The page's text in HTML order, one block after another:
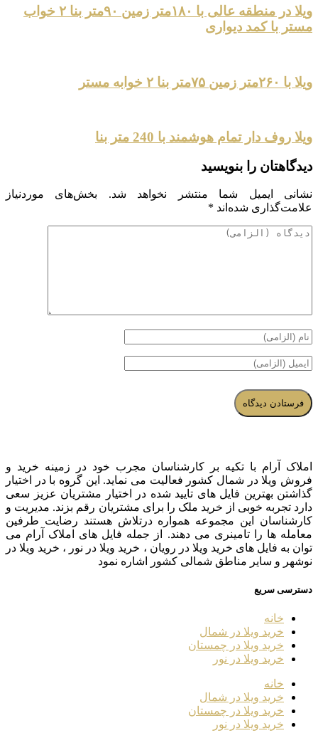
ویلا در منطقه عالی با ۱۸۰متر زمین ۹۰متر بنا ۲ خواب
مستر با کمد دیواری
ویلا با ۲۶۰متر زمین ۷۵متر بنا ۲ خوابه مستر
ویلا روف دار تمام هوشمند با 240 متر بنا
دیدگاهتان را بنویسید
نشانی ایمیل شما منتشر نخواهد شد.
بخش‌های موردنیاز
علامت‌گذاری شده‌اند *
املاک آرام با تکیه بر کارشناسان مجرب خود در زمینه خرید و
فروش ویلا در شمال کشور فعالیت می نماید. این گروه با در اختیار
گذاشتن بهترین فایل های تایید شده در اختیار مشتریان عزیز سعی
دارد تجربه خوبی از خرید ملک را برای مشتریان رقم بزند. مدیریت و
کارشناسان این مجموعه همواره درتلاش هستند رضایت طرفین
معامله ها را تامینری می دهند. از جمله فایل های املاک آرام می
توان به فایل های خرید ویلا در رویان ، خرید ویلا در نور ، خرید ویلا در
نوشهر و سایر مناطق شمالی کشور اشاره نمود
دسترسی سریع
خانه
خرید ویلا در شمال
خرید ویلا در چمستان
خرید ویلا در نور
خانه
خرید ویلا در شمال
خرید ویلا در چمستان
خرید ویلا در نور